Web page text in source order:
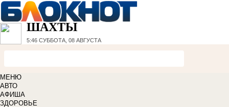
ШАХТЫ
5:46 СУББОТА, 08 АВГУСТА
МЕНЮ
АВТО
АФИША
ЗДОРОВЬЕ